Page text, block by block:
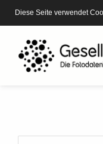
Diese Seite verwendet